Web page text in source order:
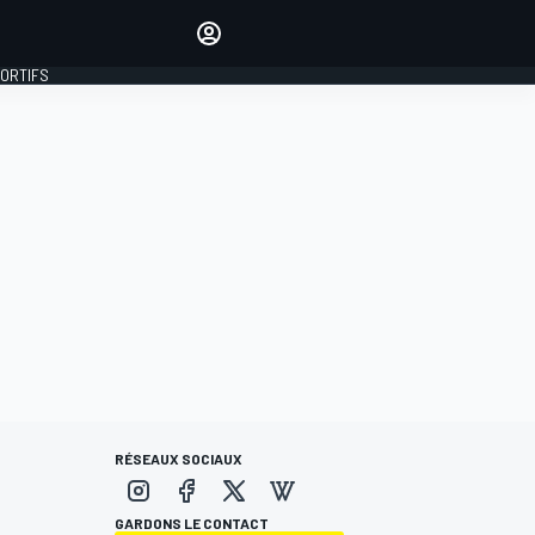
RÉSEAUX SOCIAUX
GARDONS LE CONTACT